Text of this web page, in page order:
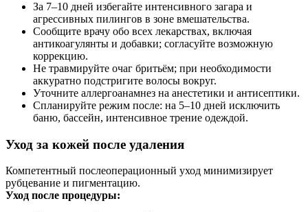
За 7–10 дней избегайте интенсивного загара и
агрессивных пилингов в зоне вмешательства.
Сообщите врачу обо всех лекарствах, включая
антикоагулянты и добавки; согласуйте возможную
коррекцию.
Не травмируйте очаг бритьём; при необходимости
аккуратно подстригите волосы вокруг.
Уточните аллергоанамнез на анестетики и антисептики.
Спланируйте режим после: на 5–10 дней исключить
баню, бассейн, интенсивное трение одеждой.
Уход за кожей после удаления
Компетентный послеоперационный уход минимизирует
рубцевание и пигментацию.
Уход после процедуры: